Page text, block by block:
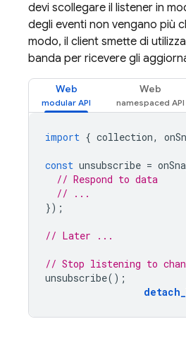
devi scollegare il listener in
degli eventi non vengano più
modo, il client smette di
banda per ricevere gli
Web Web
import { collection,
const unsubscribe =
// Respond to data
// ...
});
// Later ...
// Stop listening to
unsubscribe();